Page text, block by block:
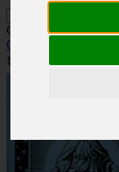
Okładka: RN 3/1935
Okładki